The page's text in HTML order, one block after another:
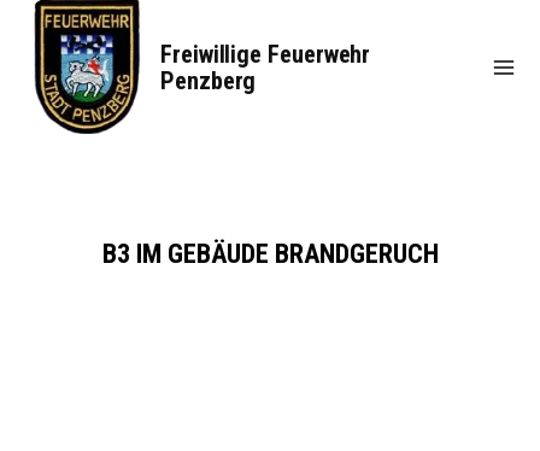
springen
Freiwillige Feuerwehr
Penzberg
B3 IM GEBÄUDE BRANDGERUCH